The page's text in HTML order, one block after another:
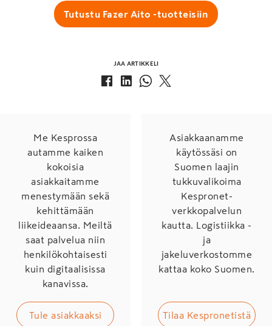
Tutustu Fazer Aito -tuotteisiin
JAA ARTIKKELI
Me Kesprossa
autamme kaiken
kokoisia
asiakkaitamme
menestymään sekä
kehittämään
liikeideaansa. Meiltä
saat palvelua niin
henkilökohtaisesti
kuin digitaalisissa
kanavissa.
Tule asiakkaaksi
Asiakkaanamme
käytössäsi on
Suomen laajin
tukkuvalikoima
Kespronet-
verkkopalvelun
kautta. Logistiikka -
ja
jakeluverkostomme
kattaa koko Suomen.
Tilaa Kespronetistä